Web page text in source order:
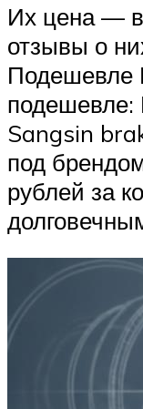
Их цена —
отзывы о
Подешевле
подешевле:
Sangsin
под
рублей за